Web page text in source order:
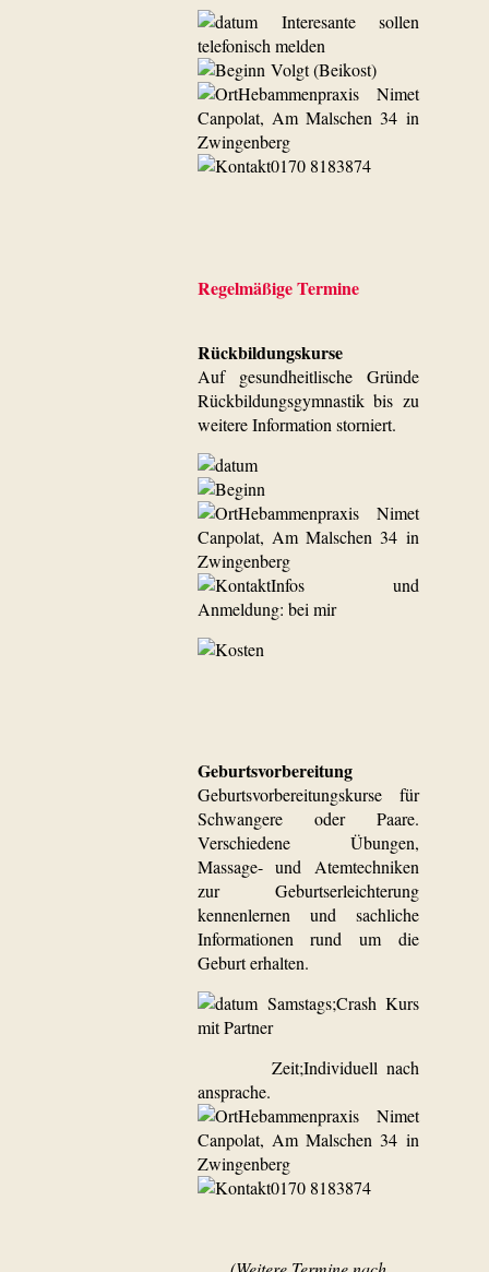
Interesante sollen
telefonisch melden
Volgt (Beikost)
Hebammenpraxis Nimet
Canpolat, Am Malschen 34 in
Zwingenberg
0170 8183874
Regelmäßige Termine
Rückbildungskurse
Auf gesundheitlische Gründe
Rückbildungsgymnastik bis zu
weitere Information storniert.
Hebammenpraxis Nimet
Canpolat, Am Malschen 34 in
Zwingenberg
Infos und
Anmeldung: bei mir
Geburtsvorbereitung
Geburtsvorbereitungskurse für
Schwangere oder Paare.
Verschiedene Übungen,
Massage- und Atemtechniken
zur Geburtserleichterung
kennenlernen und sachliche
Informationen rund um die
Geburt erhalten.
Samstags;Crash Kurs
mit Partner
Zeit;Individuell nach
ansprache.
Hebammenpraxis Nimet
Canpolat, Am Malschen 34 in
Zwingenberg
0170 8183874